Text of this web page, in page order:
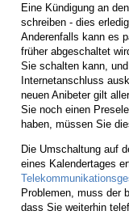
Eine Kündigung an
schreiben - dies
Anderenfalls kann es
früher abgeschaltet
Sie schalten kann,
Internetanschluss
neuen Anibeter gilt
Sie noch einen
haben, müssen Sie
Die Umschaltung auf
eines Kalendertages
Problemen, muss der
dass Sie weiterhin